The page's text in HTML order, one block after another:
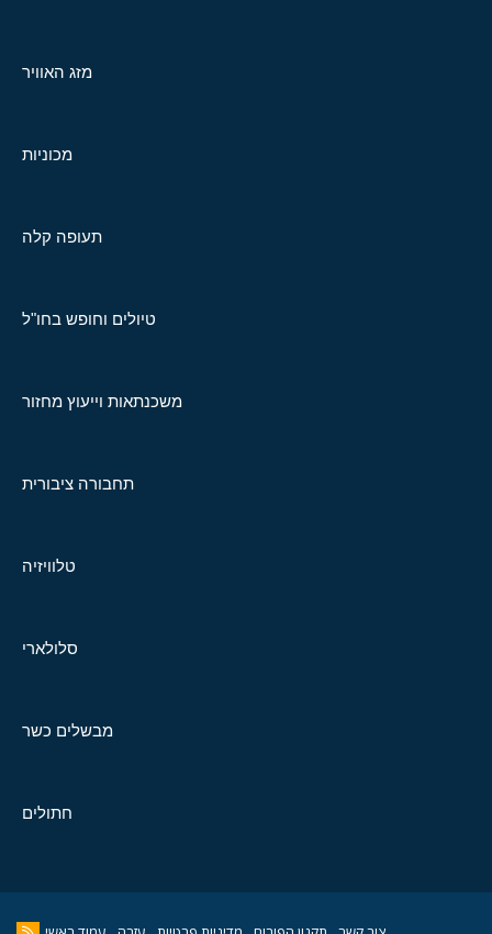
מזג האוויר
מכוניות
תעופה קלה
טיולים וחופש בחו"ל
משכנתאות וייעוץ מחזור
תחבורה ציבורית
טלוויזיה
סלולארי
מבשלים כשר
חתולים